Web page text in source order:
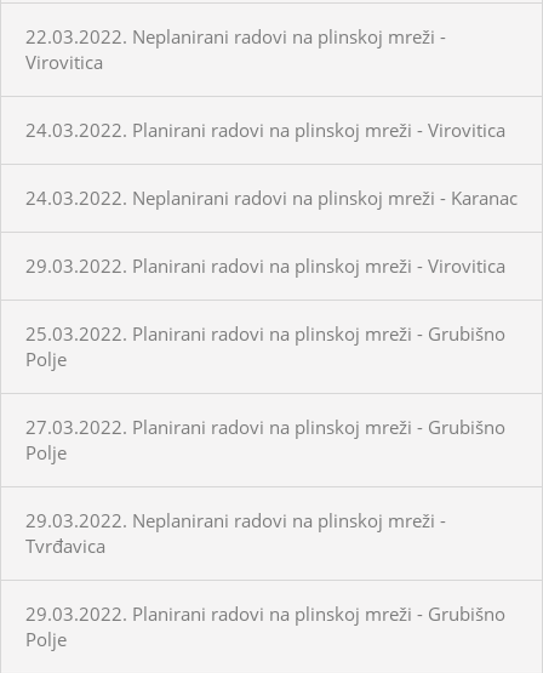
22.03.2022. Neplanirani radovi na plinskoj mreži -
Virovitica
24.03.2022. Planirani radovi na plinskoj mreži - Virovitica
24.03.2022. Neplanirani radovi na plinskoj mreži - Karanac
29.03.2022. Planirani radovi na plinskoj mreži - Virovitica
25.03.2022. Planirani radovi na plinskoj mreži - Grubišno
Polje
27.03.2022. Planirani radovi na plinskoj mreži - Grubišno
Polje
29.03.2022. Neplanirani radovi na plinskoj mreži -
Tvrđavica
29.03.2022. Planirani radovi na plinskoj mreži - Grubišno
Polje